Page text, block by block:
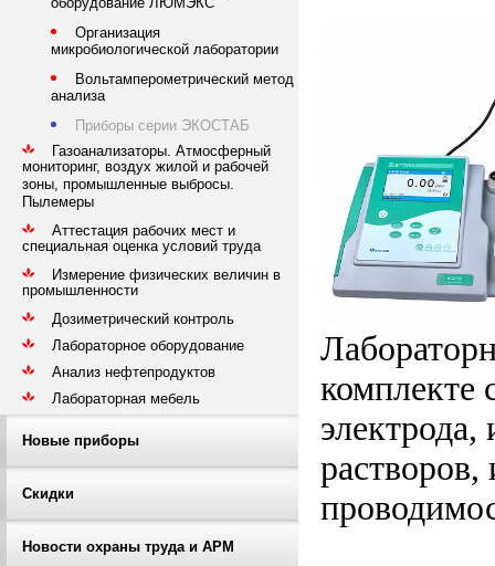
оборудование ЛЮМЭКС
Организация
микробиологической лаборатории
Вольтамперометрический метод
анализа
Приборы серии ЭКОСТАБ
Газоанализаторы. Атмосферный
мониторинг, воздух жилой и рабочей
зоны, промышленные выбросы.
Пылемеры
Аттестация рабочих мест и
специальная оценка условий труда
Измерение физических величин в
промышленности
Дозиметрический контроль
Лабораторное оборудование
Анализ нефтепродуктов
Лабораторная мебель
Новые приборы
Скидки
Новости охраны труда и АРМ
комплекте
растворов,